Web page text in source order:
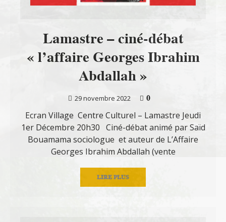
Lamastre – ciné-débat
« l’affaire Georges Ibrahim
Abdallah »
29 novembre 2022
0
Ecran Village Centre Culturel – Lamastre Jeudi
1er Décembre 20h30 Ciné-débat animé par Saïd
Bouamama sociologue et auteur de L’Affaire
Georges Ibrahim Abdallah (vente
LIRE PLUS